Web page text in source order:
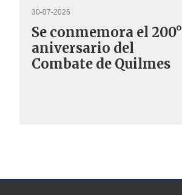
30-07-2026
Se conmemora el 200°
aniversario del
Combate de Quilmes